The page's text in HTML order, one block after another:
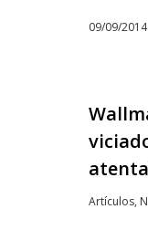
09/09/2014
Artículos,